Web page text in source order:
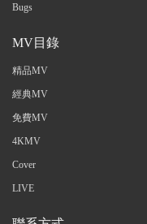
Bugs
MV目錄
精品MV
經典MV
免費MV
4KMV
Cover
LIVE